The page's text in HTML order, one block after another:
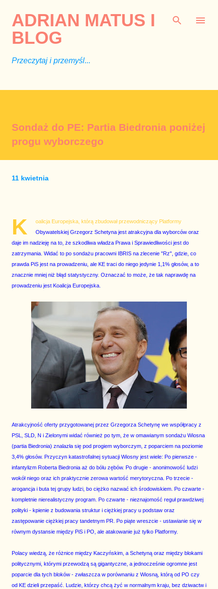
ADRIAN MATUS I
BLOG
Przeczytaj i przemyśl...
Sondaż do PE: Partia Biedronia poniżej
progu wyborczego
11 kwietnia
K
oalicja Europejska, którą zbudował przewodniczący Platformy
Obywatelskiej Grzegorz Schetyna jest atrakcyjna dla wyborców oraz
daje im nadzieję na to, że szkodliwa władza Prawa i Sprawiedliwości jest do
zatrzymania. Widać to po sondażu pracowni IBRIS na zlecenie "Rz", gdzie, co
prawda PiS jest na prowadzeniu, ale KE traci do niego jedynie 1,1% głosów, a to
znacznie mniej niż błąd statystyczny. Oznaczać to może, że tak naprawdę na
prowadzeniu jest Koalicja Europejska.
Atrakcyjność oferty przygotowanej przez Grzegorza Schetynę we współpracy z
PSL, SLD, N i Zielonymi widać również po tym, że w omawianym sondażu Wiosna
(partia Biedronia) znalazła się pod progiem wyborczym, z poparciem na poziomie
3,4% głosów. Przyczyn katastrofalnej sytuacji Wiosny jest wiele: Po pierwsze -
infantylizm Roberta Biedronia aż do bólu zębów. Po drugie - anonimowość ludzi
wokół niego oraz ich praktycznie zerowa wartość merytoryczna. Po trzecie -
arogancja i buta tej grupy ludzi, bo ciężko nazwać ich środowiskiem. Po czwarte -
kompletnie nierealistyczny program. Po czwarte - nieznajomość reguł prawdziwej
polityki - kpienie z budowania struktur i ciężkiej pracy u podstaw oraz
zastępowanie ciężkiej pracy tandetnym PR. Po piąte wreszcie - ustawianie się w
równym dystansie między PiS i PO, ale atakowanie już tylko Platformy.
Polacy wiedzą, że różnice między Kaczyńskim, a Schetyną oraz między blokami
politycznymi, którymi przewodzą są gigantyczne, a jednocześnie ogromne jest
poparcie dla tych bloków - zwłaszcza w porównaniu z Wiosną, którą od PO czy
od KE dzieli przepaść. Ludzie, którzy chcą żyć w normalnym kraju, bez dziwactw i